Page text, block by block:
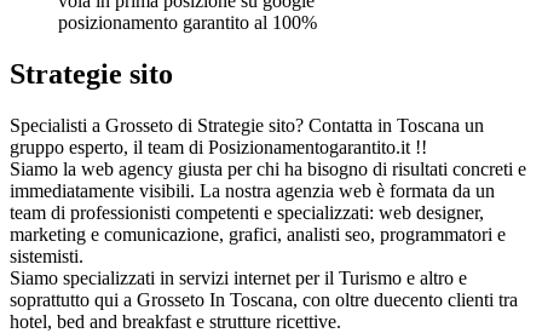
posizionamento garantito al 100%
Strategie sito
Specialisti a Grosseto di Strategie sito? Contatta in Toscana un
gruppo esperto, il team di Posizionamentogarantito.it !!
Siamo la web agency giusta per chi ha bisogno di risultati concreti e
immediatamente visibili. La nostra agenzia web è formata da un
team di professionisti competenti e specializzati: web designer,
marketing e comunicazione, grafici, analisti seo, programmatori e
sistemisti.
Siamo specializzati in servizi internet per il Turismo e altro e
soprattutto qui a Grosseto In Toscana, con oltre duecento clienti tra
hotel, bed and breakfast e strutture ricettive.